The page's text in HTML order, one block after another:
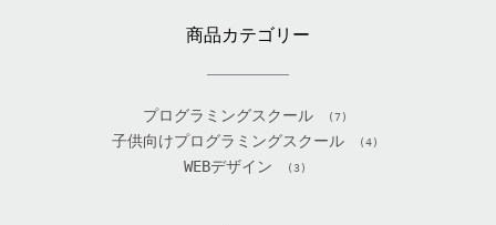
商品カテゴリー
プログラミングスクール (7)
子供向けプログラミングスクール (4)
WEBデザイン (3)